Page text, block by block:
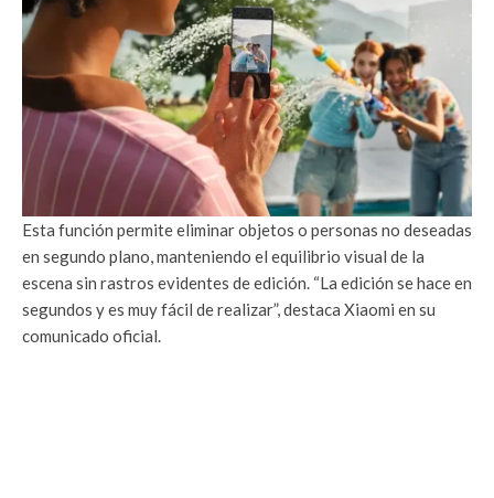
Esta función permite eliminar objetos o personas no deseadas
en segundo plano, manteniendo el equilibrio visual de la
escena sin rastros evidentes de edición. “La edición se hace en
segundos y es muy fácil de realizar”, destaca Xiaomi en su
comunicado oficial.